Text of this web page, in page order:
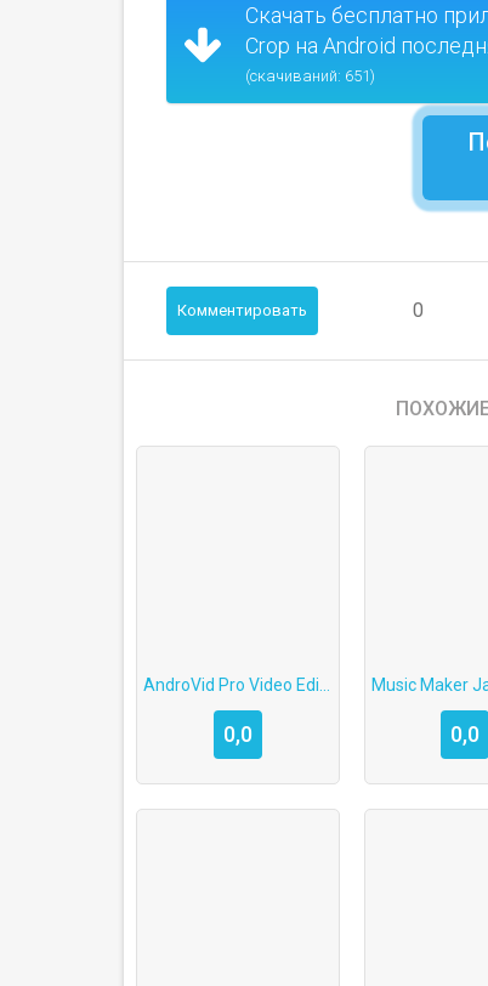
Скачать бесплатно
Crop на Android
(скачиваний: 651)
Комментировать 0
0,0 0,0